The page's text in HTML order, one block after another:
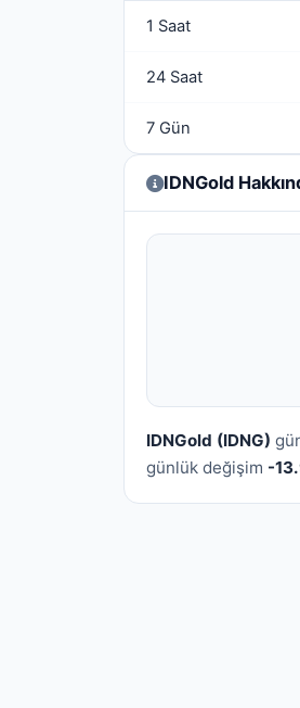
1 Saat
24 Saat
7 Gün
IDNGold
IDNGold (IDNG)
günlük değişim -